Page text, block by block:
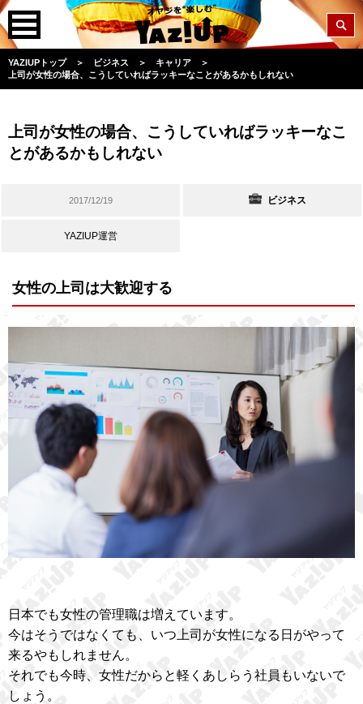
YAZIUPトップ ＞ ビジネス ＞ キャリア
＞
上司が女性の場合、こうしていればラッキーなことがあるかもしれない
上司が女性の場合、こうしていればラッキーなこ
とがあるかもしれない
2017/12/19 ビジネス
YAZIUP運営
女性の上司は大歓迎する
日本でも女性の管理職は増えています。
今はそうではなくても、いつ上司が女性になる日がやって
来るやもしれません。
それでも今時、女性だからと軽くあしらう社員もいないで
しょう。